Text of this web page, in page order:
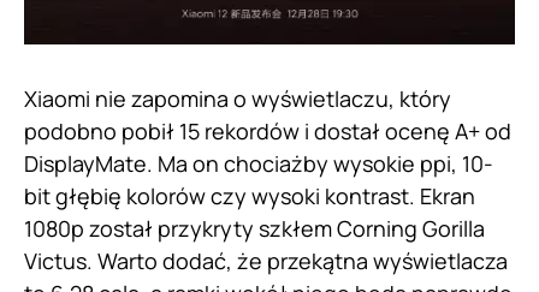
Xiaomi nie zapomina o wyświetlaczu, który
podobno pobił 15 rekordów i dostał ocenę A+ od
DisplayMate. Ma on chociażby wysokie ppi, 10-
bit głębię kolorów czy wysoki kontrast. Ekran
1080p został przykryty szkłem Corning Gorilla
Victus. Warto dodać, że przekątna wyświetlacza